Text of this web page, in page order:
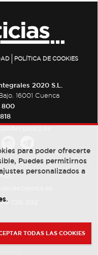
POLÍTICA DE COOKIES
2020 S.L.
16001 Cuenca
800
726 392
para poder ofrecerte
Puedes permitirnos
personalizados a
.
TODAS LAS COOKIES